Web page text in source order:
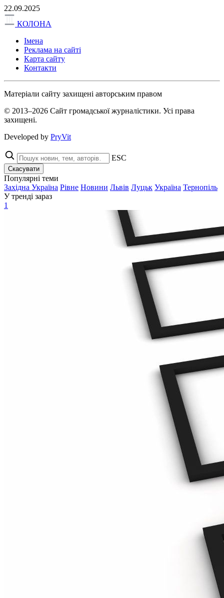
22.09.2025
КОЛОНА
Імена
Реклама на сайті
Карта сайту
Контакти
Матеріали сайту захищені авторським правом
© 2013–2026 Сайт громадської журналістики. Усі права
захищені.
Developed by PryVit
ESC
Скасувати
Популярні теми
Західна Україна Рівне Новини Львів Луцьк Україна Тернопіль
У тренді зараз
1